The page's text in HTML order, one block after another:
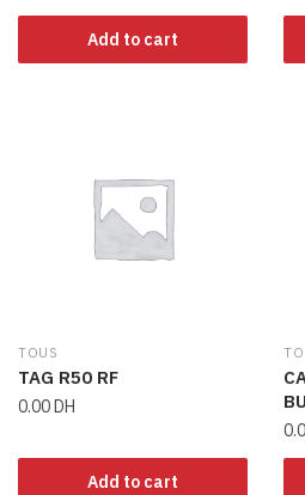
Add to cart
TOUS
TAG R50 RF
0.00DH
Add to cart